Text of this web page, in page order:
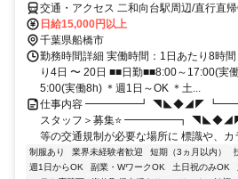
交通・アクセス 二和向台駅周辺/直行直
日給15,000円以上
千葉県船橋市
勤務時間詳細 実働時間：1日あたり8時
り4日 〜 20日 ■■日勤■■8:00～17:00(実
5:00(実働8h) ＊週1日～OK ＊土...
仕事内容 ━━━━━┛ ◥◣◆◢◤
スタッフ＞募集⭐ ━━━━━┓
等の交通規制が必要な場所に 標識や、
制服あり 業界未経験者歓迎 短期（3ヵ月以内）
週1日からOK
副業・WワークOK 土日祝のみOK